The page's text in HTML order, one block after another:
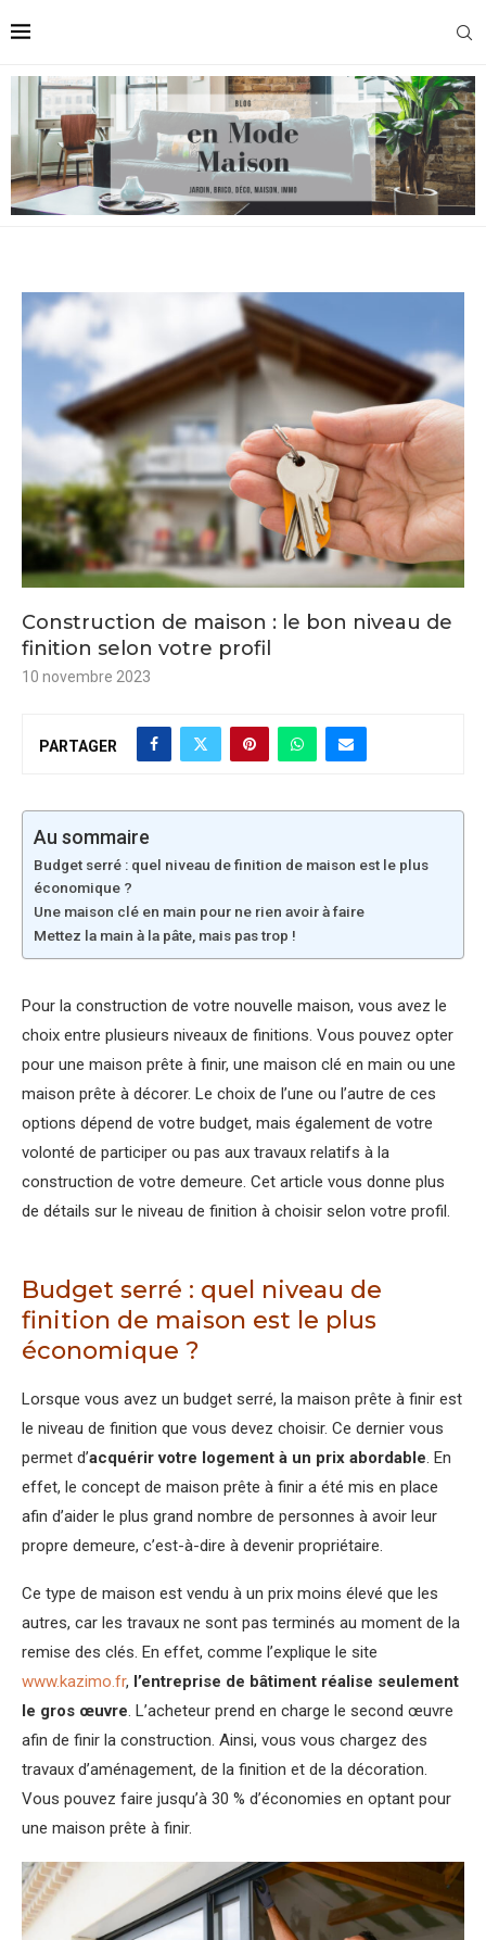
Construction de maison : le bon niveau de
finition selon votre profil
10 novembre 2023
PARTAGER
Au sommaire
Budget serré : quel niveau de finition de maison est le plus
économique ?
Une maison clé en main pour ne rien avoir à faire
Mettez la main à la pâte, mais pas trop !
Pour la construction de votre nouvelle maison, vous avez le
choix entre plusieurs niveaux de finitions. Vous pouvez opter
pour une maison prête à finir, une maison clé en main ou une
maison prête à décorer. Le choix de l’une ou l’autre de ces
options dépend de votre budget, mais également de votre
volonté de participer ou pas aux travaux relatifs à la
construction de votre demeure. Cet article vous donne plus
de détails sur le niveau de finition à choisir selon votre profil.
Budget serré : quel niveau de
finition de maison est le plus
économique ?
Lorsque vous avez un budget serré, la maison prête à finir est
le niveau de finition que vous devez choisir. Ce dernier vous
permet d’acquérir votre logement à un prix abordable. En
effet, le concept de maison prête à finir a été mis en place
afin d’aider le plus grand nombre de personnes à avoir leur
propre demeure, c’est-à-dire à devenir propriétaire.
Ce type de maison est vendu à un prix moins élevé que les
autres, car les travaux ne sont pas terminés au moment de la
remise des clés. En effet, comme l’explique le site
www.kazimo.fr, l’entreprise de bâtiment réalise seulement
le gros œuvre. L’acheteur prend en charge le second œuvre
afin de finir la construction. Ainsi, vous vous chargez des
travaux d’aménagement, de la finition et de la décoration.
Vous pouvez faire jusqu’à 30 % d’économies en optant pour
une maison prête à finir.